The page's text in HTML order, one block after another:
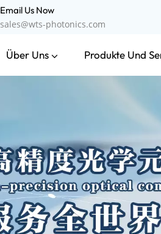
Email Us Now
sales@wts-photonics.com
Über Uns Produkte Und